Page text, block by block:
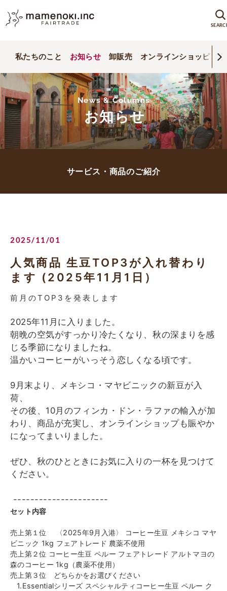
私たちのこと お知らせ 卸販売 オンラインショッピング
News & Columns
お知らせ
サービス・商品のご紹介
2025/11/01
人気商品 生豆TOP3が入れ替わり
ます (2025年11月1日）
前月のTOP3を発表します
2025年11月に入りました。
朝晩の空気がすっかり冷たくなり、秋の深まりを感
じる季節になりましたね。
温かいコーヒーがいっそう恋しくなる頃です。
9月末より、メキシコ・マヤビニックの新豆が入
荷、
その後、10月のフィンカ・ドン・ラファの輸入が加
わり、商品が充実し、オンラインショップも賑やか
になってまいりました。
ぜひ、秋のひとときにお気に入りの一杯を見つけて
ください。
----------------------
セット内容
売上第１位 〈2025年9月入港〉 コーヒー生豆 メキシコ マヤ
ビニック 1kg フェアトレード 農薬不使用
売上第２位 コーヒー生豆 ペルー フェアトレード アルトマヨの
森のコーヒー 1kg（農薬不使用）
売上第３位 どちらかをお選びください
1.Essentialシリーズ スペシャルティコーヒー生豆 ペルー ク